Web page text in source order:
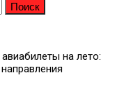
на лето: